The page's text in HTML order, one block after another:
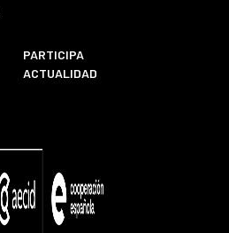
PARTICIPA
ACTUALIDAD